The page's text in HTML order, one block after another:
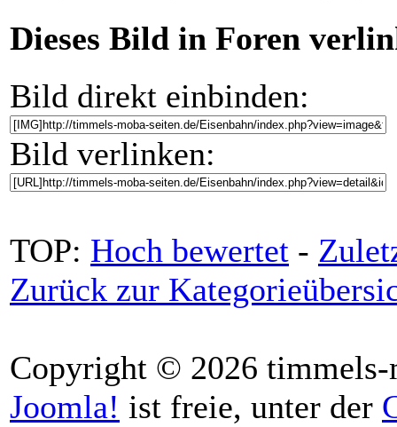
Dieses Bild in Foren
Bild direkt einbinden:
Bild verlinken:
TOP: Hoch bewertet -
Zurück zur
Copyright © 2026 timmels-
Joomla! ist freie, unter der